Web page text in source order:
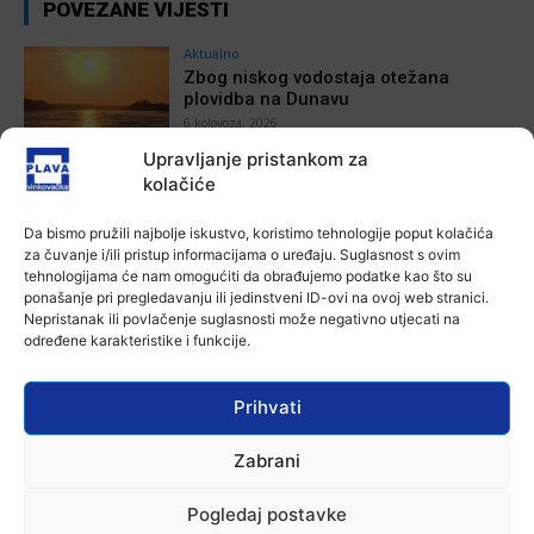
Upravljanje pristankom za
kolačiće
Da bismo pružili najbolje iskustvo, koristimo tehnologije poput kolačića
za čuvanje i/ili pristup informacijama o uređaju. Suglasnost s ovim
tehnologijama će nam omogućiti da obrađujemo podatke kao što su
ponašanje pri pregledavanju ili jedinstveni ID-ovi na ovoj web stranici.
Nepristanak ili povlačenje suglasnosti može negativno utjecati na
određene karakteristike i funkcije.
Prihvati
Zabrani
Pogledaj postavke
POVEZANE VIJESTI
Aktualno
Zbog niskog vodostaja otežana
plovidba na Dunavu
6 kolovoza, 2026
Aktualno
povijesna fikcija najtraženiji su
žanrovi ovoga ljeta u vinkovačkoj
knjižnici
6 kolovoza, 2026
Aktualno
kanalizacije najavljuju smanjenje
tlaka u vodovodnoj mreži
Aktualno
6 kolovoza, 2026